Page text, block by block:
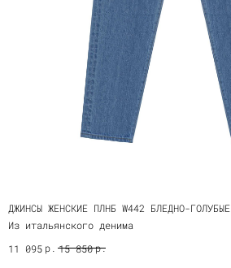
ДЖИНСЫ ЖЕНСКИЕ ПЛНБ W442 БЛЕДНО-ГОЛУБЫЕ
Из итальянского денима
11 095 р. 15 850р.